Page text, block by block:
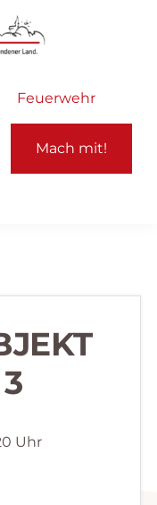
Feuerwehr
Mach mit!
Uhr